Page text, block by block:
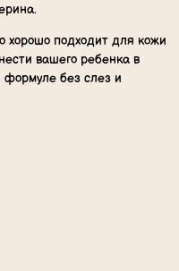
хорошо подходит для кожи
вашего ребенка в
формуле без слез и